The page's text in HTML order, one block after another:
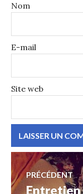
Nom
E-mail
Site web
dePRÉCÉDENT
Article
Entretien